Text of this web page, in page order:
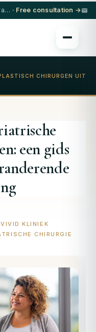
5★ hotel + VIP transfer on select procedures · Free consultation →
CHIRURGEN UIT
een gids
VIVID KLINIEK
CHIRURGIE